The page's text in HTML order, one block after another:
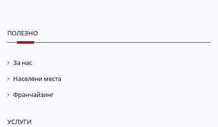
ПОЛЕЗНО
За нас
Населени места
Франчайзинг
УСЛУГИ